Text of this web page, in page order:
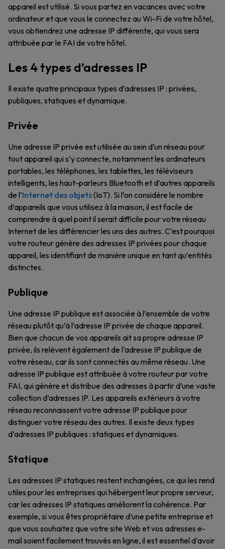
appareil est utilisé. Si vous partez en vacances avec votre
ordinateur et que vous le connectez au Wi-Fi de votre hôtel,
vous obtiendrez une adresse IP différente, qui vous sera
attribuée par le FAI de votre hôtel.
Les 4 types d’adresses IP
Il existe quatre principaux types d’adresses IP : privées,
publiques, statiques et dynamique.
Privée
Une adresse IP privée est utilisée au sein d’un réseau pour
tout appareil qui s’y connecte, notamment les ordinateurs
portables, les téléphones, les tablettes, les téléviseurs
intelligents, les haut-parleurs Bluetooth et d’autres appareils
de l’Internet des objets(IoT). Si l’on considère le nombre
d’appareils que vous utilisez à la maison, il est facile de
comprendre à quel point il serait difficile pour votre réseau
Internet de les différencier les uns des autres. C’est pourquoi
votre routeur génère des adresses IP privées pour chaque
appareil, les identifiant de manière unique en tant qu’entités
distinctes.
Publique
Une adresse IP publique est associée à l’ensemble de votre
réseau plutôt qu’à l’adresse IP privée de chaque appareil.
Bien que chacun de vos appareils ait sa propre adresse IP
privée, ils relèvent également de l’adresse IP publique de
votre réseau, car ils sont connectés au même réseau. Une
adresse IP publique est attribuée à votre routeur par votre
FAI, qui génère et distribue des adresses à partir d’une vaste
collection d’adresses IP. Les appareils extérieurs à votre
réseau reconnaissent votre adresse IP publique pour
distinguer votre réseau des autres. Il existe deux types
d’adresses IP publiques : statiques et dynamiques.
Statique
Les adresses IP statiques restent inchangées, ce qui les rend
utiles pour les entreprises qui hébergent leur propre serveur,
car les adresses IP statiques améliorent la cohérence. Par
exemple, si vous êtes propriétaire d’une petite entreprise et
que vous souhaitez que votre site Web et vos adresses e-
mail soient facilement trouvés en ligne, il est essentiel d’avoir